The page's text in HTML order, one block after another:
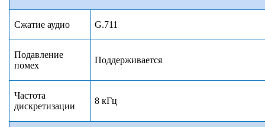
Сжатие аудио G.711
Подавление
помех
Поддерживается
Частота
дискретизации
8 кГц